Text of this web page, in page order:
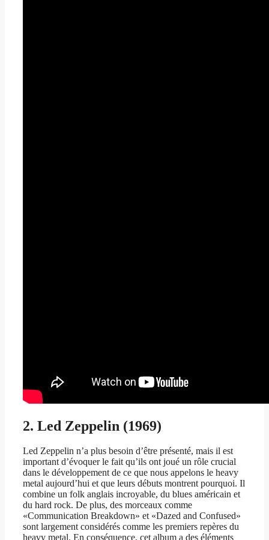
2. Led Zeppelin (1969)
Led Zeppelin n’a plus besoin d’être présenté, mais il est
important d’évoquer le fait qu’ils ont joué un rôle crucial
dans le développement de ce que nous appelons le heavy
metal aujourd’hui et que leurs débuts montrent pourquoi. Il
combine un folk anglais incroyable, du blues américain et
du hard rock. De plus, des morceaux comme
«Communication Breakdown» et «Dazed and Confused»
sont largement considérés comme les premiers repères du
heavy metal. En conséquence, cet album a des éléments